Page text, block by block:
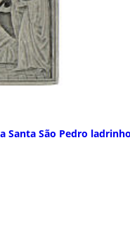
Santa São Pedro